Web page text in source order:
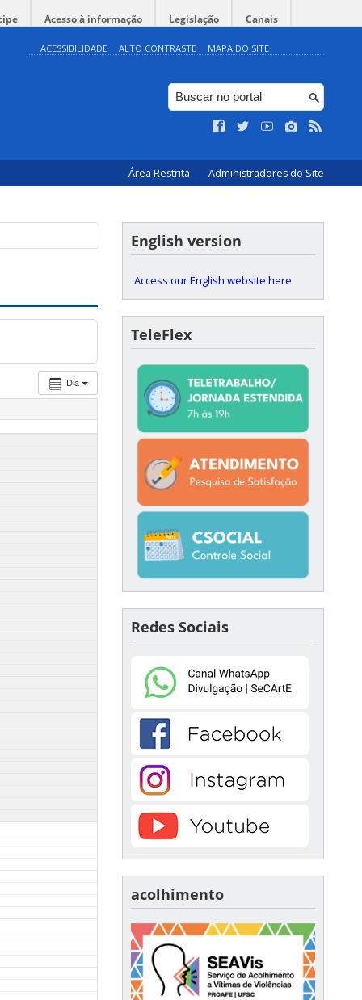
Acesso à informação Legislação Canais
ACESSIBILIDADE ALTO CONTRASTE MAPA DO SITE
Área Restrita Administradores do Site
Dia
English version
Access our English website here
TeleFlex
Redes Sociais
acolhimento